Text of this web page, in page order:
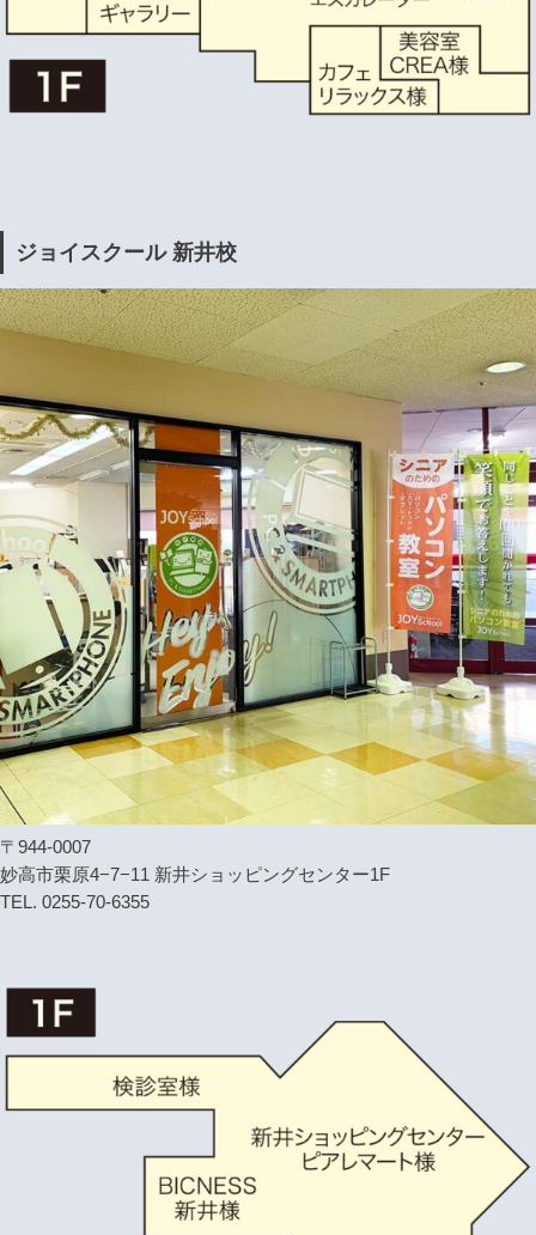
ジョイスクール 新井校
〒944-0007
妙高市栗原4−7−11 新井ショッピングセンター1F
TEL. 0255-70-6355